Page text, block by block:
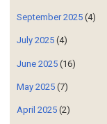
September 2025 (4)
July 2025 (4)
June 2025 (16)
May 2025 (7)
April 2025 (2)